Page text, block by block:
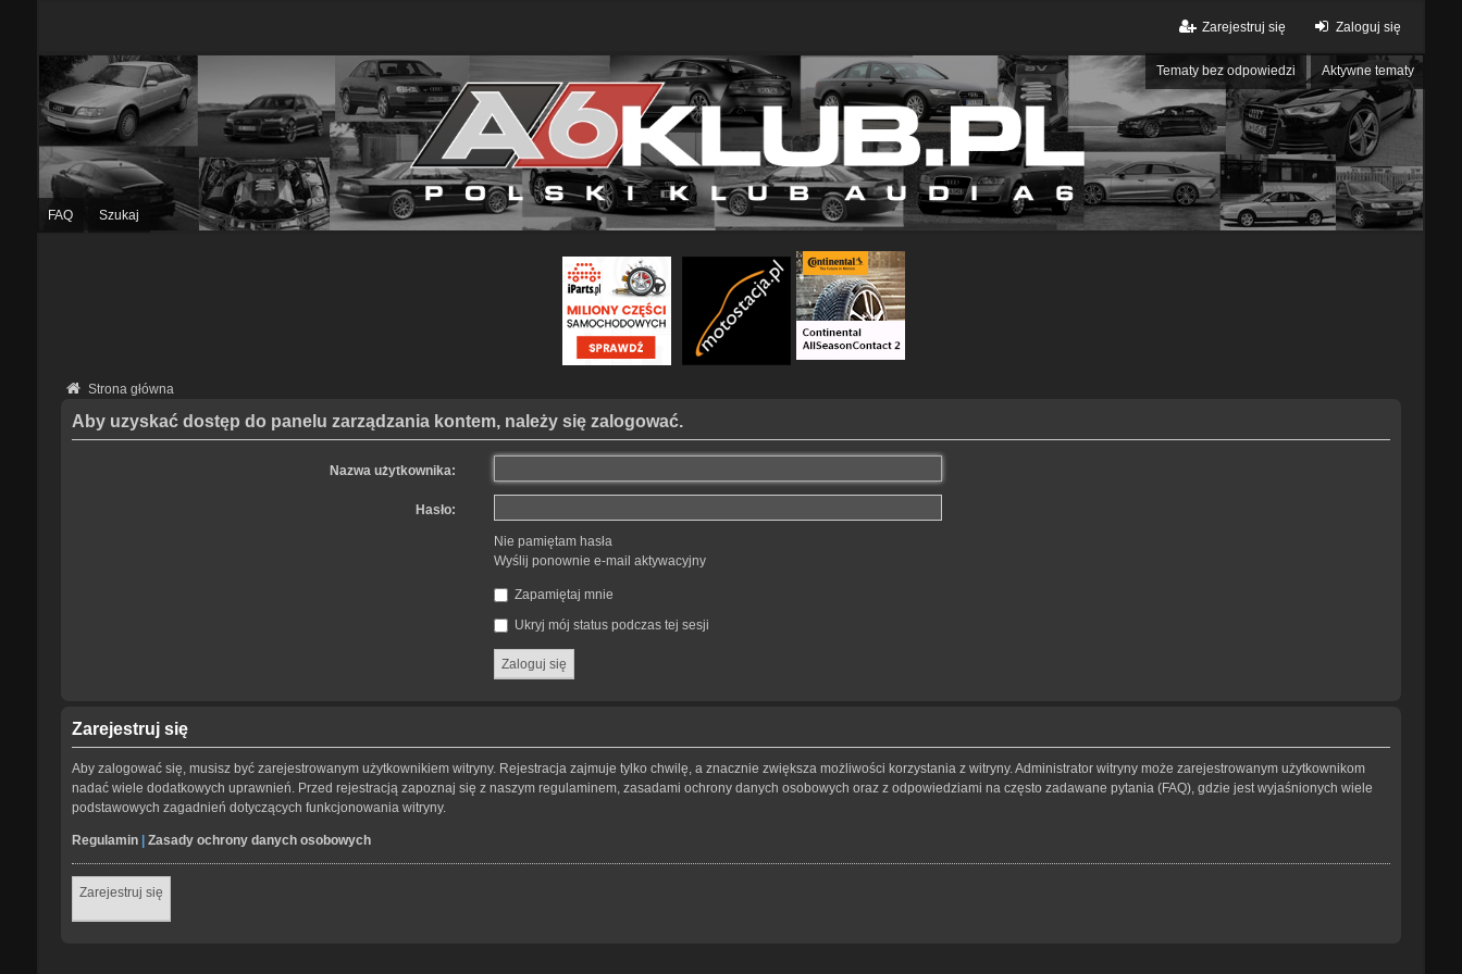
Zaloguj się
Zarejestruj się
Tematy bez odpowiedzi Aktywne tematy
FAQ Szukaj
Strona główna
Aby uzyskać dostęp do panelu zarządzania kontem, należy się zalogować.
Nazwa użytkownika:
Hasło:
Nie pamiętam hasła
Wyślij ponownie e-mail aktywacyjny
Zapamiętaj mnie
Ukryj mój status podczas tej sesji
Zarejestruj się
Aby zalogować się, musisz być zarejestrowanym użytkownikiem witryny. Rejestracja zajmuje tylko chwilę, a znacznie zwiększa możliwości korzystania z witryny. Administrator witryny może zarejestrowanym użytkownikom
nadać wiele dodatkowych uprawnień. Przed rejestracją zapoznaj się z naszym regulaminem, zasadami ochrony danych osobowych oraz z odpowiedziami na często zadawane pytania (FAQ), gdzie jest wyjaśnionych wiele
podstawowych zagadnień dotyczących funkcjonowania witryny.
Regulamin| Zasady ochrony danych osobowych
Zarejestruj się